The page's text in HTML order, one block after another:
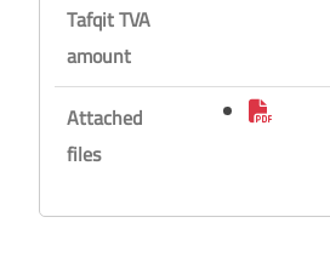
Tafqit TVA
amount
Attached
files